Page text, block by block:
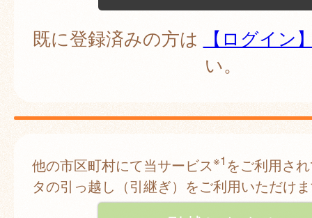
既に登録済みの方は
【ログイン
い。
他の市区町村にて当サービス※1 をご利用さ
タの引っ越し（引継ぎ）をご利用いただけ